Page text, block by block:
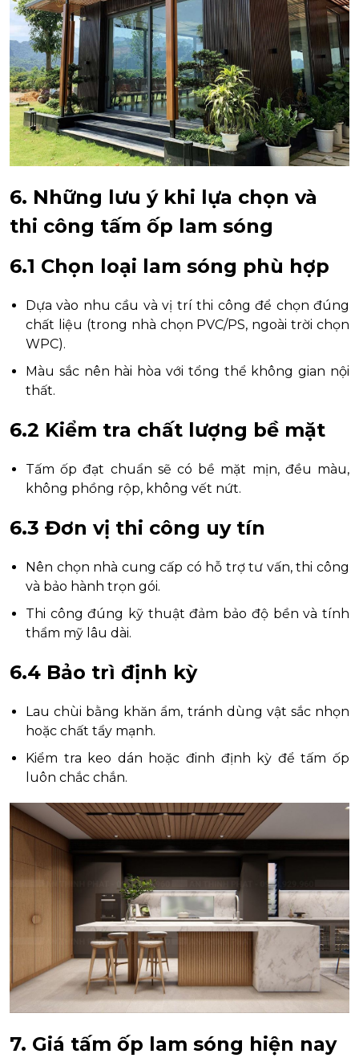
6. Những lưu ý khi lựa chọn và
thi công tấm ốp lam sóng
6.1 Chọn loại lam sóng phù hợp
Dựa vào nhu cầu và vị trí thi công để chọn đúng
chất liệu (trong nhà chọn PVC/PS, ngoài trời chọn
WPC).
Màu sắc nên hài hòa với tổng thể không gian nội
thất.
6.2 Kiểm tra chất lượng bề mặt
Tấm ốp đạt chuẩn sẽ có bề mặt mịn, đều màu,
không phồng rộp, không vết nứt.
6.3 Đơn vị thi công uy tín
Nên chọn nhà cung cấp có hỗ trợ tư vấn, thi công
và bảo hành trọn gói.
Thi công đúng kỹ thuật đảm bảo độ bền và tính
thẩm mỹ lâu dài.
6.4 Bảo trì định kỳ
Lau chùi bằng khăn ẩm, tránh dùng vật sắc nhọn
hoặc chất tẩy mạnh.
Kiểm tra keo dán hoặc đinh định kỳ để tấm ốp
luôn chắc chắn.
7. Giá tấm ốp lam sóng hiện nay